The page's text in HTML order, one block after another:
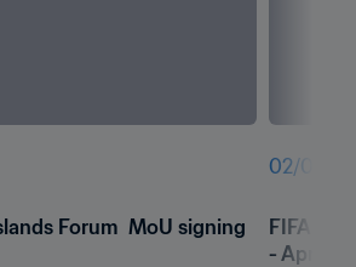
Forum  MoU signing
02/08
FIFA
- April 1